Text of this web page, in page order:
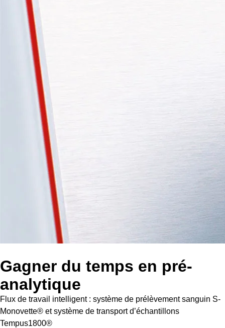
Gagner du temps en pré-
analytique
Flux de travail intelligent : système de prélèvement sanguin S-
Monovette® et système de transport d’échantillons
Tempus1800®